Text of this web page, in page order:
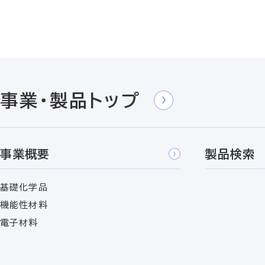
事業・製品トップ
事業概要
基礎化学品
機能性材料
電子材料
製品検索